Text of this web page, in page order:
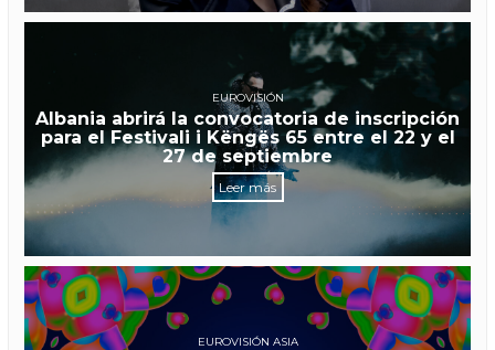
EUROVISIÓN
Albania abrirá la convocatoria de inscripción
para el Festivali i Këngës 65 entre el 22 y el
27 de septiembre
Leer más
EUROVISIÓN ASIA